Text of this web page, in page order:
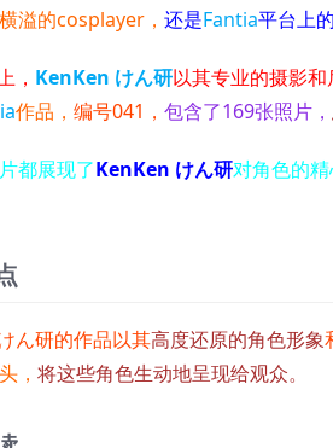
溢的cosplayer， 还是Fantia平台上
， KenKen けん研以其专业的摄影和
作品， 编号041， 包含了169张照片，
都展现了KenKen けん研对角色的精
ん研的作品以其高度还原的角色形象
， 将这些角色生动地呈现给观众。